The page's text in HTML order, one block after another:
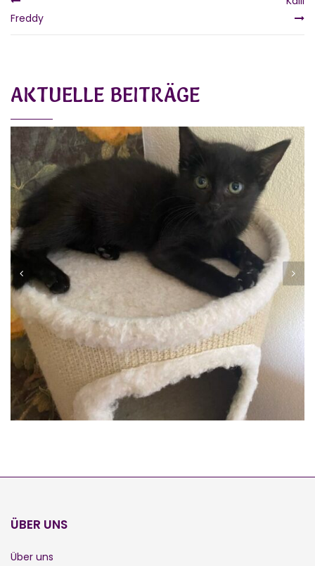
Freddy
AKTUELLE BEITRÄGE
NORA
ÜBER UNS
Über uns